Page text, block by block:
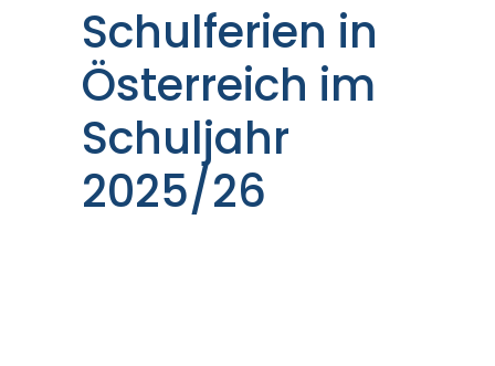
Schulferien in
Österreich im
Schuljahr
2025/26